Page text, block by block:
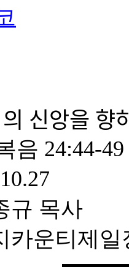
신앙을
음 24:44-49
규 목사
카운티제